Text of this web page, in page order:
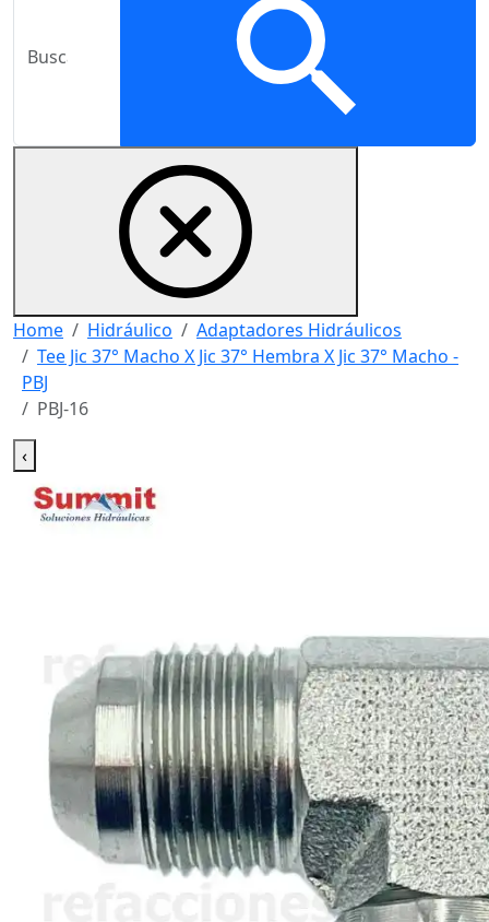
Home Hidráulico
Adaptadores Hidráulicos
Tee Jic 37° Macho X Jic 37° Hembra X Jic 37° Macho -
PBJ
PBJ-16
‹